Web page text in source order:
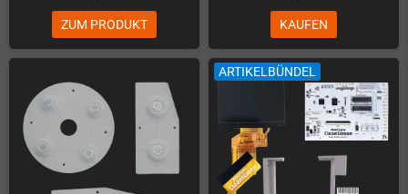
ZUM PRODUKT KAUFEN
ARTIKELBÜNDEL